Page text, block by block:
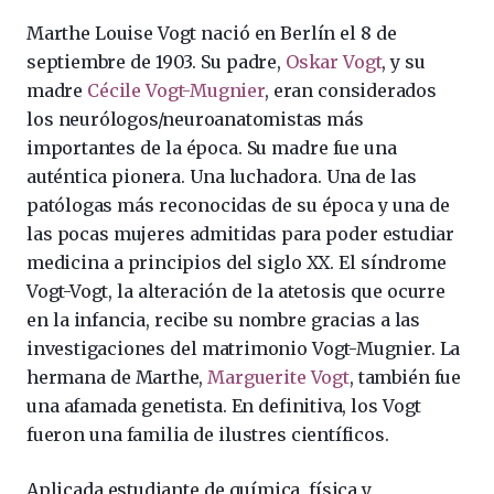
Marthe Louise Vogt nació en Berlín el 8 de
septiembre de 1903. Su padre, Oskar Vogt, y su
madre Cécile Vogt-Mugnier, eran considerados
los neurólogos/neuroanatomistas más
importantes de la época. Su madre fue una
auténtica pionera. Una luchadora. Una de las
patólogas más reconocidas de su época y una de
las pocas mujeres admitidas para poder estudiar
medicina a principios del siglo XX. El síndrome
Vogt-Vogt, la alteración de la atetosis que ocurre
en la infancia, recibe su nombre gracias a las
investigaciones del matrimonio Vogt-Mugnier. La
hermana de Marthe,Marguerite Vogt, también fue
una afamada genetista. En definitiva, los Vogt
fueron una familia de ilustres científicos.
Aplicada estudiante de química, física y